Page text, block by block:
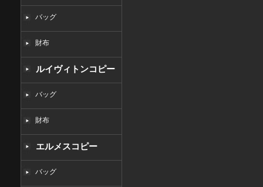
バッグ
財布
ルイヴィトンコピー
バッグ
財布
エルメスコピー
バッグ